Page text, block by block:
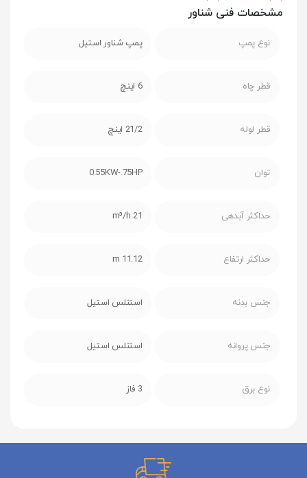
مشخصات فنی شناور
نوع پمپ پمپ شناور استیل
قطر چاه 6 اینچ
قطر لوله 21/2 اینچ
توان 0.55KW-.75HP
حداکثر آبدهی 21 m³/h
حداکثر ارتفاع 11.12 m
جنس بدنه استنلس استیل
جنس پروانه استنلس استیل
نوع برق 3 فاز